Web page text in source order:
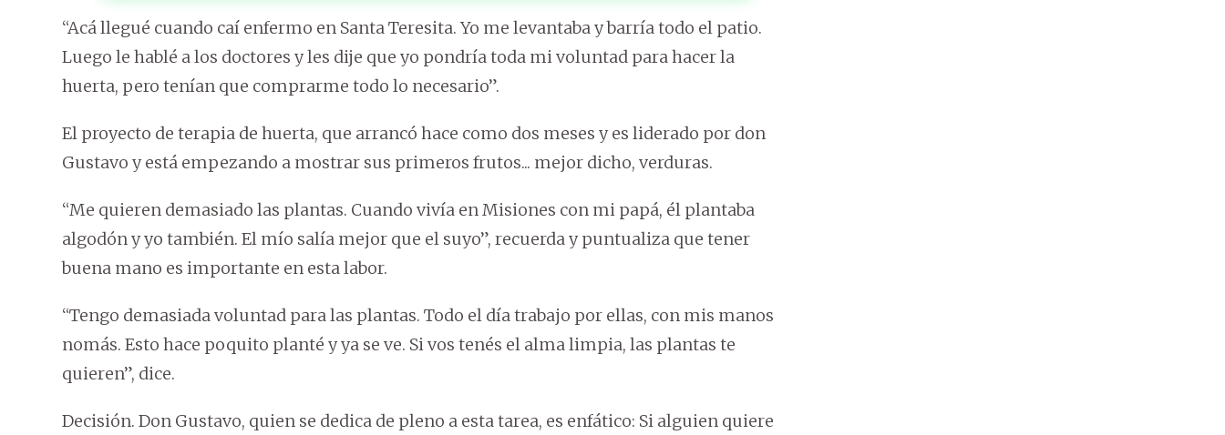
“Acá llegué cuando caí enfermo en Santa Teresita. Yo me levantaba y barría todo el patio.
Luego le hablé a los doctores y les dije que yo pondría toda mi voluntad para hacer la
huerta, pero tenían que comprarme todo lo necesario”.
El proyecto de terapia de huerta, que arrancó hace como dos meses y es liderado por don
Gustavo y está empezando a mostrar sus primeros frutos... mejor dicho, verduras.
“Me quieren demasiado las plantas. Cuando vivía en Misiones con mi papá, él plantaba
algodón y yo también. El mío salía mejor que el suyo”, recuerda y puntualiza que tener
buena mano es importante en esta labor.
“Tengo demasiada voluntad para las plantas. Todo el día trabajo por ellas, con mis manos
nomás. Esto hace poquito planté y ya se ve. Si vos tenés el alma limpia, las plantas te
quieren”, dice.
Decisión. Don Gustavo, quien se dedica de pleno a esta tarea, es enfático: Si alguien quiere